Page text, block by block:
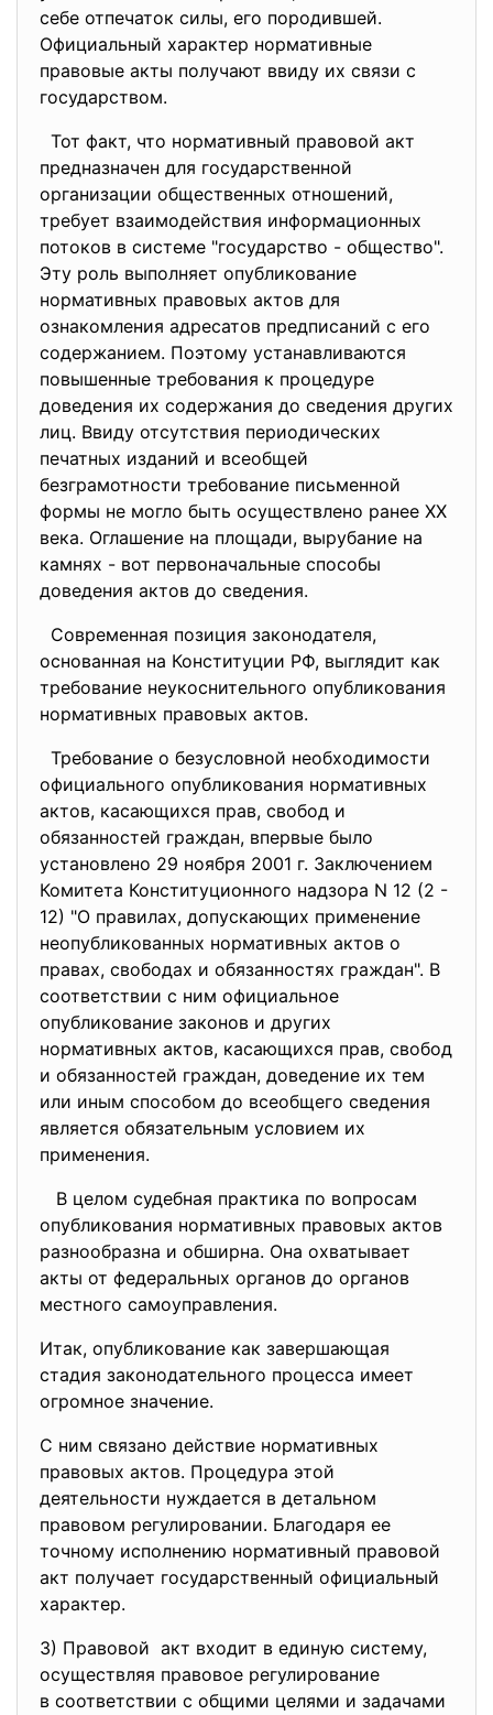
себе отпечаток силы, его породившей.
Официальный характер нормативные
правовые акты получают ввиду их связи с
государством.
Тот факт, что нормативный правовой акт
предназначен для государственной
организации общественных отношений,
требует взаимодействия информационных
потоков в системе "государство - общество".
Эту роль выполняет опубликование
нормативных правовых актов для
ознакомления адресатов предписаний с его
содержанием. Поэтому устанавливаются
повышенные требования к процедуре
доведения их содержания до сведения других
лиц. Ввиду отсутствия периодических
печатных изданий и всеобщей
безграмотности требование письменной
формы не могло быть осуществлено ранее ХХ
века. Оглашение на площади, вырубание на
камнях - вот первоначальные способы
доведения актов до сведения.
Современная позиция законодателя,
основанная на Конституции РФ, выглядит как
требование неукоснительного опубликования
нормативных правовых актов.
Требование о безусловной необходимости
официального опубликования нормативных
актов, касающихся прав, свобод и
обязанностей граждан, впервые было
установлено 29 ноября 2001 г. Заключением
Комитета Конституционного надзора N 12 (2 -
12) "О правилах, допускающих применение
неопубликованных нормативных актов о
правах, свободах и обязанностях граждан". В
соответствии с ним официальное
опубликование законов и других
нормативных актов, касающихся прав, свобод
и обязанностей граждан, доведение их тем
или иным способом до всеобщего сведения
является обязательным условием их
применения.
В целом судебная практика по вопросам
опубликования нормативных правовых актов
разнообразна и обширна. Она охватывает
акты от федеральных органов до органов
местного самоуправления.
Итак, опубликование как завершающая
стадия законодательного процесса имеет
огромное значение.
С ним связано действие нормативных
правовых актов. Процедура этой
деятельности нуждается в детальном
правовом регулировании. Благодаря ее
точному исполнению нормативный правовой
акт получает государственный официальный
характер.
3) Правовой акт входит в единую систему,
осуществляя правовое регулирование
в соответствии с общими целями и задачами